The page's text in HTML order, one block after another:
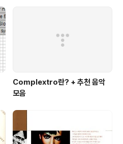
Complextro란? + 추천 음악
모음